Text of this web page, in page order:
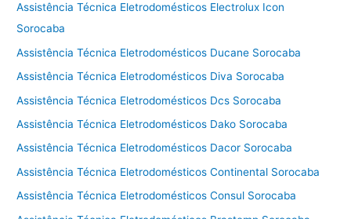
Assistência Técnica Eletrodomésticos Electrolux Icon
Sorocaba
Assistência Técnica Eletrodomésticos Ducane Sorocaba
Assistência Técnica Eletrodomésticos Diva Sorocaba
Assistência Técnica Eletrodomésticos Dcs Sorocaba
Assistência Técnica Eletrodomésticos Dako Sorocaba
Assistência Técnica Eletrodomésticos Dacor Sorocaba
Assistência Técnica Eletrodomésticos Continental Sorocaba
Assistência Técnica Eletrodomésticos Consul Sorocaba